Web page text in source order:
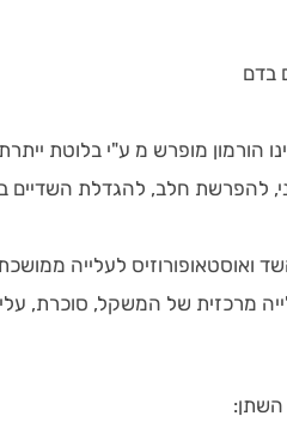
בדם
הורמון מופרש מ ע"י בלוטת
להפרשת חלב, להגדלת השדיים
ואוסטאופורוזיס לעלייה
מרכזית של המשקל, סוכרת,
השתן: